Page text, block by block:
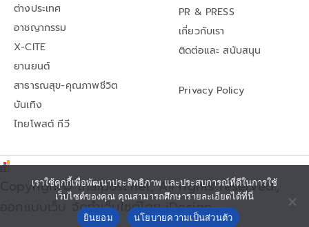
ต่างประเทศ
อาชญากรรม
X-CITE
ยานยนต์
สาธารณสุข-คุณภาพชีวิต
บันเทิง
ไทยโพสต์ ทีวี
PR & PRESS
เกี่ยวกับเรา
ติดต่อและ สนับสนุน
Privacy Policy
Copyright© thaipost.net, All rights reserved.,
ออกแบบเว็บ จัดทำเว็บไซต์โดย iDesign
เราใช้คุกกี้เพื่อพัฒนาประสิทธิภาพ และประสบการณ์ที่ดีในการใช้
เว็บไซต์ของคุณ คุณสามารถศึกษารายละเอียดได้ที่นี่
ยินยอม
นโยบายความเป็นส่วนตัว